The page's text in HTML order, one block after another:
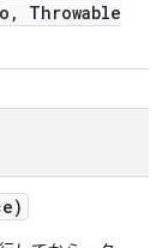
,
Throwable